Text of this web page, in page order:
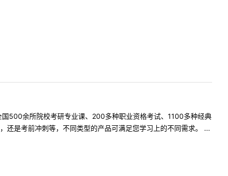
500余所院校考研专业课、200多种职业资格考试、1100多种经典
还是考前冲刺等，不同类型的产品可满足您学习上的不同需求。 ...